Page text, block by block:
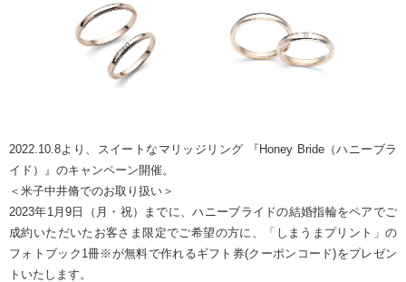
2022.10.8より、スイートなマリッジリング 『Honey Bride（ハニーブラ
イド）』のキャンペーン開催。
＜米子中井脩でのお取り扱い＞
2023年1月9日（月・祝）までに、ハニーブライドの結婚指輪をペアでご
成約いただいたお客さま限定でご希望の方に、「しまうまプリント」の
フォトブック1冊※が無料で作れるギフト券(クーポンコード)をプレゼン
トいたします。